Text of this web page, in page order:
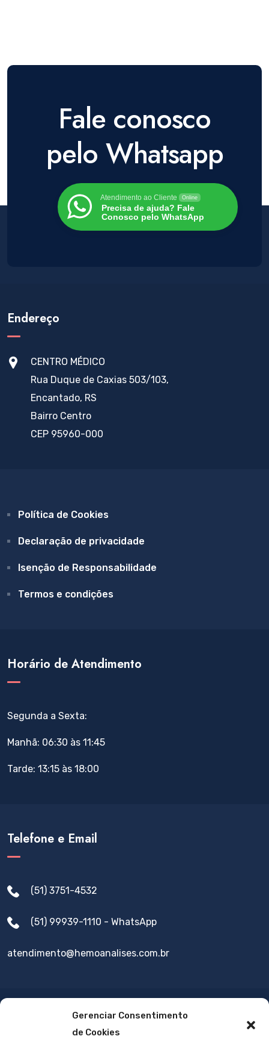
Gerenciar Consentimento
de Cookies
Fale conosco
pelo Whatsapp
Atendimento ao Cliente Online
Precisa de ajuda? Fale
Conosco pelo WhatsApp
Endereço
CENTRO MÉDICO
Rua Duque de Caxias 503/103,
Encantado, RS
Bairro Centro
CEP 95960-000
Política de Cookies
Declaração de privacidade
Isenção de Responsabilidade
Termos e condições
Horário de Atendimento
Segunda a Sexta:
Manhã: 06:30 às 11:45
Tarde: 13:15 às 18:00
Telefone e Email
(51) 3751-4532
(51) 99939-1110 - WhatsApp
atendimento@hemoanalises.com.br